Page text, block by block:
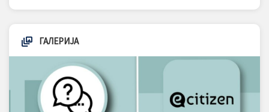
ГАЛЕРИЈА